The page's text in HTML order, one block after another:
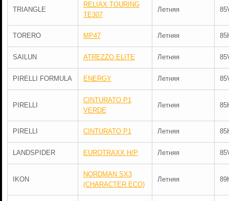
TRIANGLE
RELIAX TOURING
TE307
Летняя
TORERO MP47 Летняя
SAILUN ATREZZO ELITE Летняя
PIRELLI FORMULA ENERGY Летняя
PIRELLI
CINTURATO P1
VERDE
Летняя
PIRELLI CINTURATO P1 Летняя
LANDSPIDER EUROTRAXX H/P Летняя
IKON
NORDMAN SX3
(CHARACTER ECO)
Летняя